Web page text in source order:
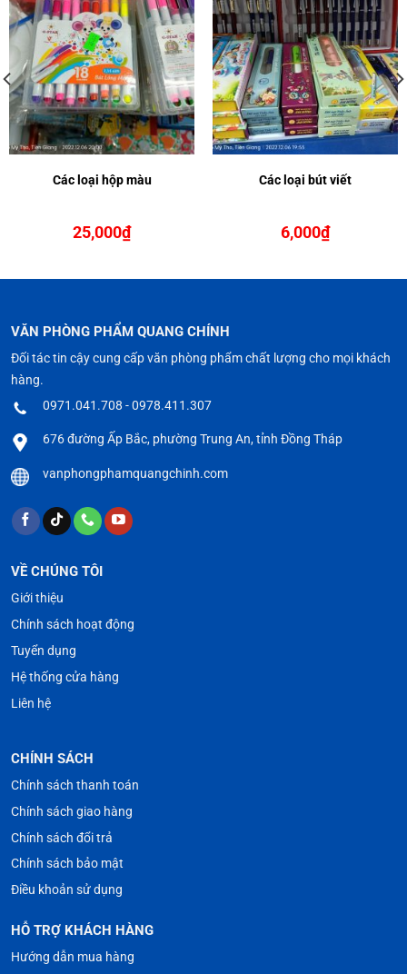
Các loại hộp màu
25,000₫
Các loại bút viết
6,000₫
VĂN PHÒNG PHẨM QUANG CHÍNH
Đối tác tin cậy cung cấp văn phòng phẩm chất lượng cho mọi khách
hàng.
0971.041.708 - 0978.411.307
676 đường Ấp Bắc, phường Trung An, tỉnh Đồng Tháp
vanphongphamquangchinh.com
VỀ CHÚNG TÔI
Giới thiệu
Chính sách hoạt động
Tuyển dụng
Hệ thống cửa hàng
Liên hệ
CHÍNH SÁCH
Chính sách thanh toán
Chính sách giao hàng
Chính sách đổi trả
Chính sách bảo mật
Điều khoản sử dụng
HỖ TRỢ KHÁCH HÀNG
Hướng dẫn mua hàng